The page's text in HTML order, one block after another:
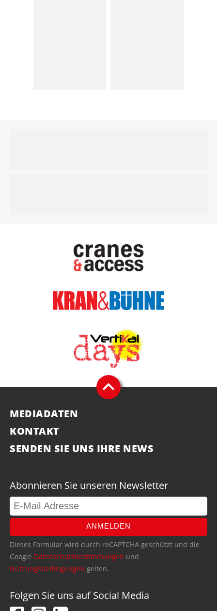
MEDIADATEN
KONTAKT
SENDEN SIE UNS IHRE NEWS
Abonnieren Sie unseren Newsletter
ANMELDEN
Dieses Formular wird durch reCAPTCHA geschützt und die
Google Datenschutzbestimmungen und
Nutzungsbedingungen gelten.
Folgen Sie uns auf Social Media